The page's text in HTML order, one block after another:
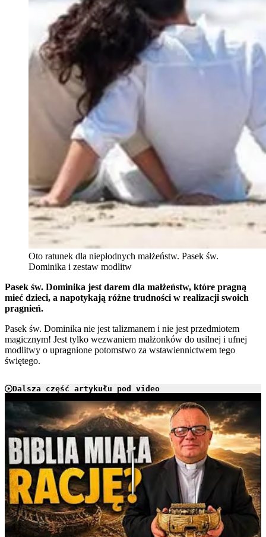
Oto ratunek dla niepłodnych małżeństw. Pasek św.
Dominika i zestaw modlitw
Pasek św. Dominika jest darem dla małżeństw, które pragną
mieć dzieci, a napotykają różne trudności w realizacji swoich
pragnień.
Pasek św. Dominika nie jest talizmanem i nie jest przedmiotem
magicznym! Jest tylko wezwaniem małżonków do usilnej i ufnej
modlitwy o upragnione potomstwo za wstawiennictwem tego
świętego.
Dalsza część artykułu pod video
Play